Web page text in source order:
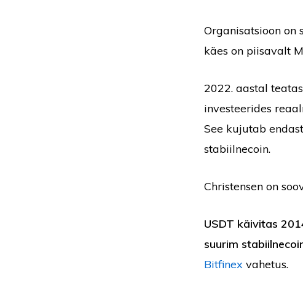
Organisatsioon on
käes on piisavalt
2022. aastal
investeerides
See kujutab
stabiilnecoin.
Christensen on
USDT käivitas
suurim
Bitfinex vahetus.